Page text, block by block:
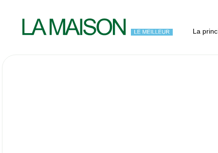
La